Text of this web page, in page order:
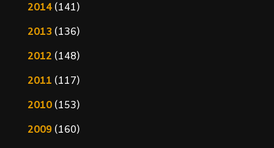
2014(141)
2013(136)
2012 (148)
2011 (117)
2010(153)
2009(160)